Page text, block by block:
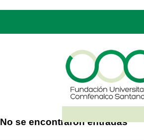
UNC
ADMISIONES
PROGRAMAS
TÉCNICOS
No se encontraron entradas